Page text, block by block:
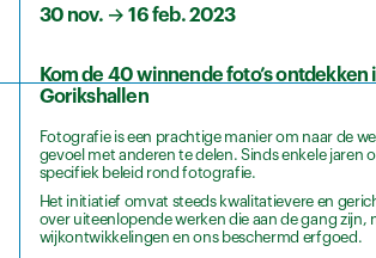
30 nov.→16 feb. 2023
Kom de 40 winnende foto’s ontdekken
Gorikshallen
Fotografie is een prachtige manier om naar de
gevoel met anderen te delen. Sinds enkele jaren
specifiek beleid rond fotografie.
Het initiatief omvat steeds kwalitatievere en
over uiteenlopende werken die aan de gang zijn,
wijkontwikkelingen en ons beschermd erfgoed.